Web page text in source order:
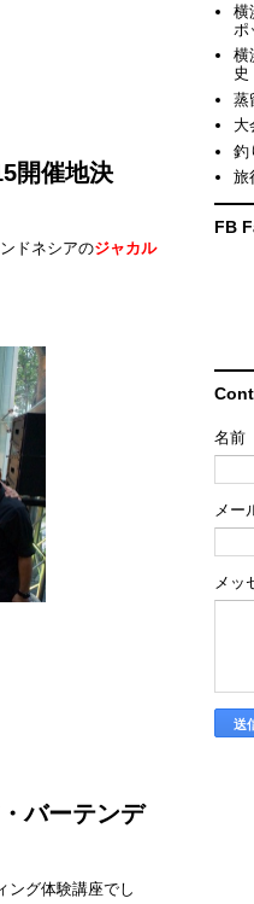
開催地決
ドネシアのジャカル
バーテンデ
ング体験講座でし
横
ポ
横
史
蒸
大
釣
旅
FB
名前
メー
メッ